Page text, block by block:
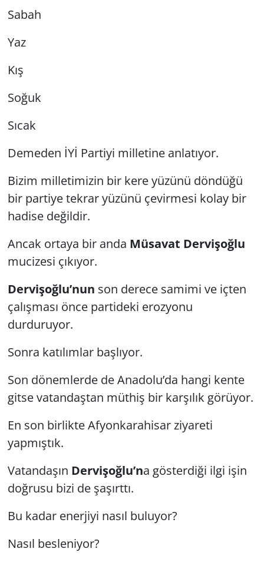
Sabah
Yaz
Kış
Soğuk
Sıcak
Demeden İYİ Partiyi milletine anlatıyor.
Bizim milletimizin bir kere yüzünü döndüğü
bir partiye tekrar yüzünü çevirmesi kolay bir
hadise değildir.
Ancak ortaya bir anda Müsavat Dervişoğlu
mucizesi çıkıyor.
Dervişoğlu’nun son derece samimi ve içten
çalışması önce partideki erozyonu
durduruyor.
Sonra katılımlar başlıyor.
Son dönemlerde de Anadolu’da hangi kente
gitse vatandaştan müthiş bir karşılık görüyor.
En son birlikte Afyonkarahisar ziyareti
yapmıştık.
Vatandaşın Dervişoğlu’na gösterdiği ilgi işin
doğrusu bizi de şaşırttı.
Bu kadar enerjiyi nasıl buluyor?
Nasıl besleniyor?